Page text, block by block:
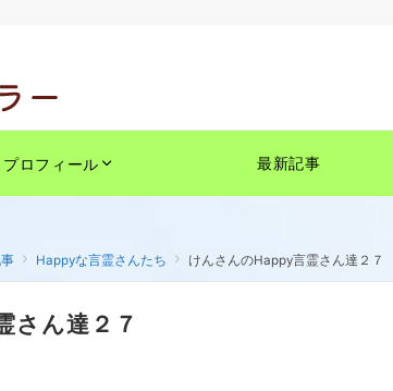
プロフィール 最新記事
Happyな言霊さんたち けんさんのHappy言霊さん達２７
さん達２７